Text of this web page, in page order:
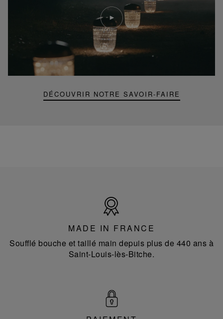
DÉCOUVRIR NOTRE SAVOIR-FAIRE
Lire
la
video
Youtube
video,
Folia
mini
lamp
France
MADE IN FRANCE
Soufflé bouche et taillé main depuis plus de 440 ans à
Saint-Louis-lès-Bitche.